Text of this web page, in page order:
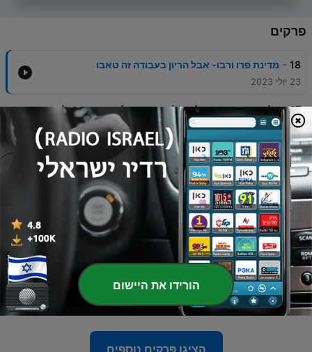
פרקים
18
- מדינת פרו ורבו- אבל הריון בעבודה זה טאבו
23 יולי 2023
17
- קליקבייט ארגוני: על העולם החדש של עובדים מובילי דעה
ואיך הם משפיעים על הארגון
02 יולי 2023
16
זה שיר פרידה: איך מתמודדים עם מצב של פיטורים
וצמצומים בארגון? 4 פרקטיקות ״שנכתבו בדם״ על איך
מתמודדים עם אחד האתגרים הכי כואבים בארגון
18 יוני 2023
15 יש פאנץ׳, תצחקו
04 יוני 2023
14
- ניקוי רעלים: על התחלואות של תרבות ארגונית רעילה
ואיך מנקים אותן כמה שיותר מהר
21 מאי 2023
הורידו את היישום